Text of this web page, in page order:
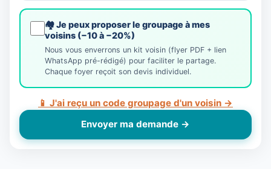
🏘️ Je peux proposer le groupage à mes
voisins (−10 à −20%)
Nous vous enverrons un kit voisin (flyer PDF + lien
WhatsApp pré-rédigé) pour faciliter le partage.
Chaque foyer reçoit son devis individuel.
📱 J'ai reçu un code groupage d'un voisin →
Envoyer ma demande →